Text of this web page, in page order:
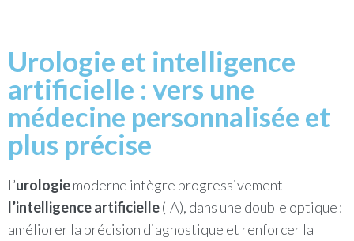
Urologie et intelligence
artificielle : vers une
médecine personnalisée et
plus précise
L’urologiemoderne intègre progressivement
l’intelligence artificielle(IA), dans une double optique :
améliorer la précision diagnostique et renforcer la